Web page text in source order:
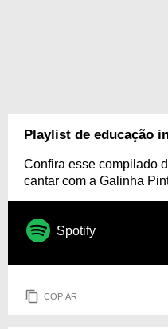
Playlist de educação
Confira esse compilado
cantar com a Galinha
Spotify
COPIAR